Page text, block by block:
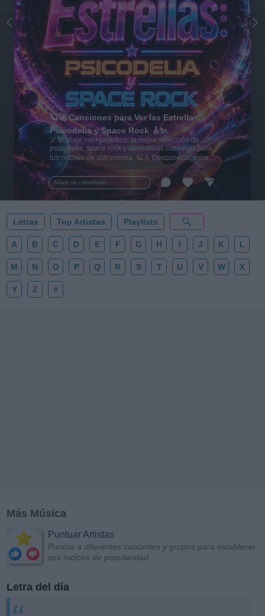
Añadir un comentario ...
🪐🚀 Canciones para Ver las Estrellas:
Psicodelia y Space Rock 🎸✨
🌌🚀 Viaje intergaláctico: la mejor selección de
psicodelia, space rock y atmósferas cósmicas para
tus noches de astronomía. 🪐🎸 Desconecta, mira
al firmamento y siente la gravedad cero. 💾 ¡Guarda
esta colección para tu próxima noche estrellada!
✨⭐
Letras Top Artistas Playlists
A B C D E F G H I J K L
M N O P Q R S T U V W X
Y Z #
Más Música
Puntuar Artistas
Puntúa a diferentes cantantes y grupos para establecer
sus índices de popularidad
Letra del día